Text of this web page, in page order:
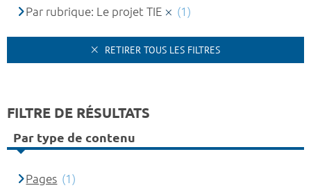
Par rubrique: Le projet TIE
(1)
RETIRER TOUS LES FILTRES
FILTRE DE RÉSULTATS
Par type de contenu
Pages (1)